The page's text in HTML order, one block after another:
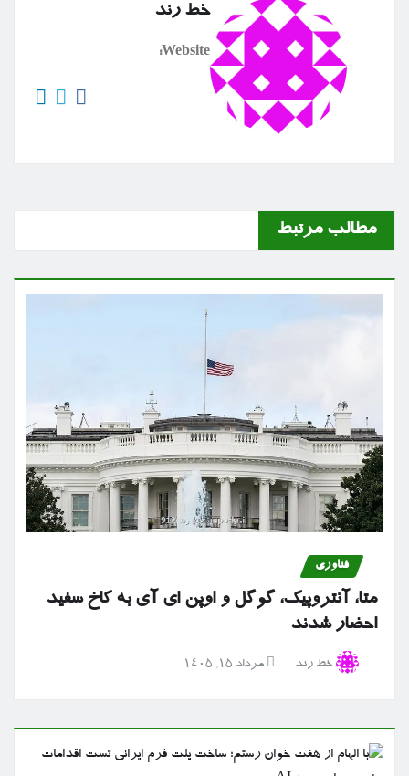
خط رند
Website:
مطالب مرتبط
فناوری
متا، آنتروپیک، گوگل و اوپن ای آی به کاخ سفید
احضار شدند
خط رند مرداد ۱۵, ۱۴۰۵